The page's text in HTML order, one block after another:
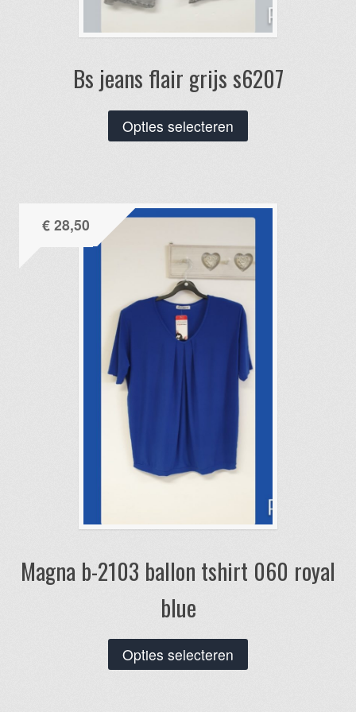
Bs jeans flair grijs s6207
Opties selecteren
product
variaties.
optie
kan
worden
op
de
productpagina
Magna b-2103 ballon tshirt 060 royal
blue
€28,50
Opties selecteren
product